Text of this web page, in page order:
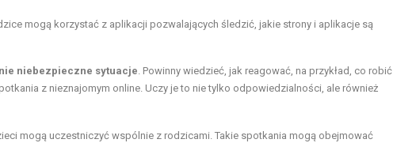
mogą korzystać z aplikacji pozwalających śledzić, jakie strony i aplikacje są
niebezpieczne sytuacje. Powinny wiedzieć, jak reagować, na przykład, co robić
z nieznajomym online. Uczy je to nie tylko odpowiedzialności, ale również
mogą uczestniczyć wspólnie z rodzicami. Takie spotkania mogą obejmować